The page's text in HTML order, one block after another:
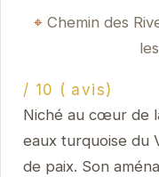
Chemin des
/ 10 ( avis)
Niché au cœur de
eaux turquoise du
de paix. Son